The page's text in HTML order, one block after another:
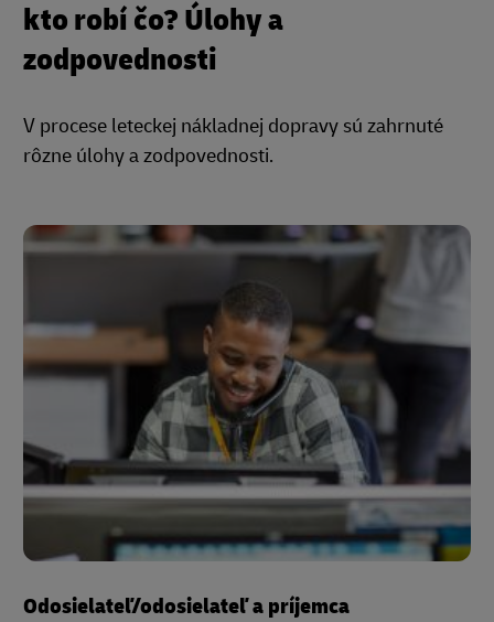
kto robí čo? Úlohy a
zodpovednosti
V procese leteckej nákladnej dopravy sú zahrnuté
rôzne úlohy a zodpovednosti.
Odosielateľ/odosielateľ a príjemca